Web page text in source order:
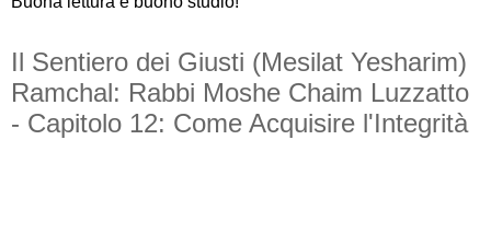
Il Sentiero dei Giusti (Mesilat Yesharim)
Ramchal: Rabbi Moshe Chaim Luzzatto
- Capitolo 12: Come Acquisire l'Integrità